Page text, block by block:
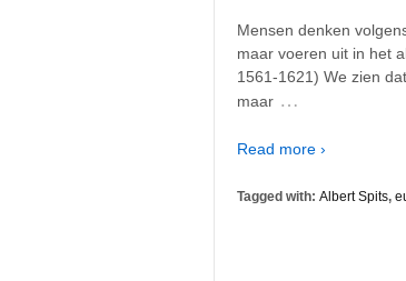
Mensen denken
maar voeren uit in het
1561-1621) We zien
maar …
Read more ›
Tagged with: Albert Spits,